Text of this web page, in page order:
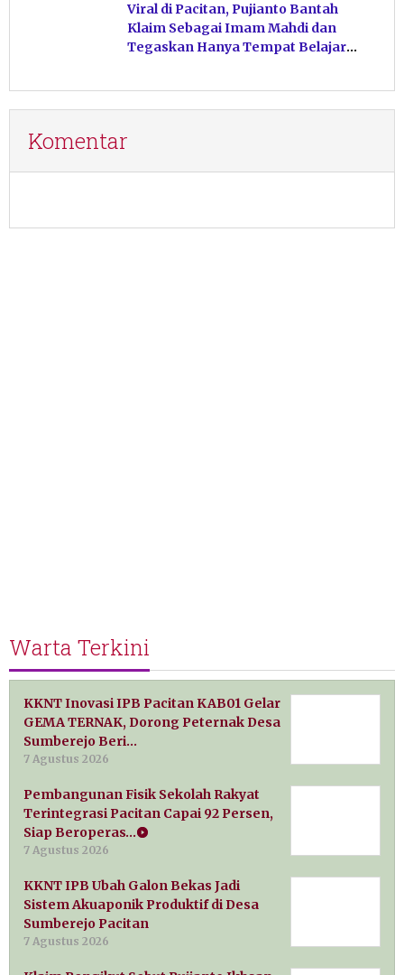
Viral di Pacitan, Pujianto Bantah
Klaim Sebagai Imam Mahdi dan
Tegaskan Hanya Tempat Belajar
Komentar
Warta Terkini
KKNT Inovasi IPB Pacitan KAB01 Gelar
GEMA TERNAK, Dorong Peternak Desa
Sumberejo Beri…
7 Agustus 2026
Pembangunan Fisik Sekolah Rakyat
Terintegrasi Pacitan Capai 92 Persen,
Siap Beroperas…
7 Agustus 2026
KKNT IPB Ubah Galon Bekas Jadi
Sistem Akuaponik Produktif di Desa
Sumberejo Pacitan
7 Agustus 2026